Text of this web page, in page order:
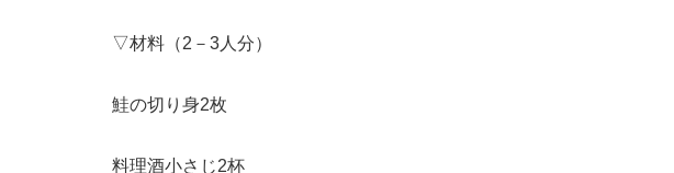
▽材料（2－3人分）
鮭の切り身2枚
料理酒小さじ2杯